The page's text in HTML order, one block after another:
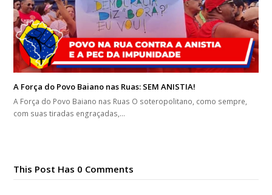
A Força do Povo Baiano nas Ruas: SEM ANISTIA!
A Força do Povo Baiano nas Ruas O soteropolitano, como sempre,
com suas tiradas engraçadas,…
This Post Has 0 Comments